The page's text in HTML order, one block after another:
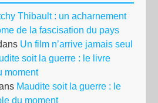
Thibault : un acharnement
de la fascisation du pays
Un film n’arrive jamais seul
soit la guerre : le livre
moment
Maudite soit la guerre : le
du moment